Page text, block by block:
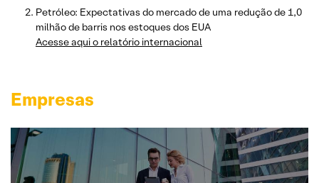
Petróleo: Expectativas do mercado de uma redução de 1,0
milhão de barris nos estoques dos EUA
Acesse aqui o relatório internacional
Empresas